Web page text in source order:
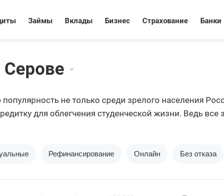
Займы Вклады Бизнес Страхование Банки
не только среди зрелого населения
для облегчения студенческой жизни. Ведь
плане.
Рефинансирование Онлайн Без отказа